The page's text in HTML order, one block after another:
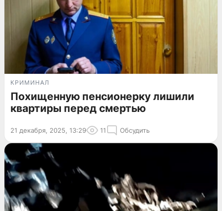
КРИМИНАЛ
Похищенную пенсионерку лишили
квартиры перед смертью
21 декабря, 2025, 13:29 11 Обсудить